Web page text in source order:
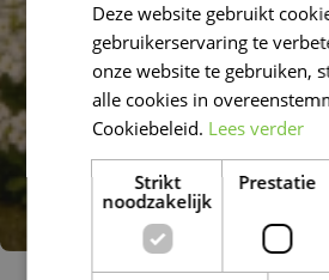
Rijstebrij
Deze website gebruikt
gebruikerservaring te
onze website te gebruiken,
alle cookies in
Cookiebeleid. Lees verder
Strikt
noodzakelijk
Prestatie